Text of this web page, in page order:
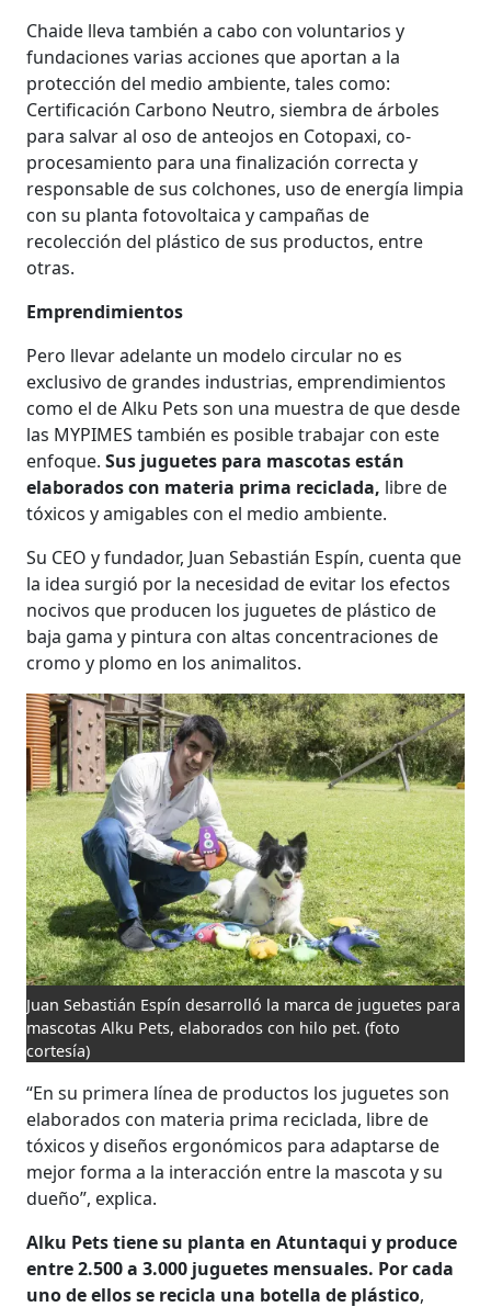
Chaide lleva también a cabo con voluntarios y
fundaciones varias acciones que aportan a la
protección del medio ambiente, tales como:
Certificación Carbono Neutro, siembra de árboles
para salvar al oso de anteojos en Cotopaxi, co-
procesamiento para una finalización correcta y
responsable de sus colchones, uso de energía limpia
con su planta fotovoltaica y campañas de
recolección del plástico de sus productos, entre
otras.
Emprendimientos
Pero llevar adelante un modelo circular no es
exclusivo de grandes industrias, emprendimientos
como el de Alku Pets son una muestra de que desde
las MYPIMES también es posible trabajar con este
enfoque.Sus juguetes para mascotas están
elaborados con materia prima reciclada, libre de
tóxicos y amigables con el medio ambiente.
Su CEO y fundador, Juan Sebastián Espín, cuenta que
la idea surgió por la necesidad de evitar los efectos
nocivos que producen los juguetes de plástico de
baja gama y pintura con altas concentraciones de
cromo y plomo en los animalitos.
Juan Sebastián Espín desarrolló la marca de juguetes para
mascotas Alku Pets, elaborados con hilo pet. (foto
cortesía)
“En su primera línea de productos los juguetes son
elaborados con materia prima reciclada, libre de
tóxicos y diseños ergonómicos para adaptarse de
mejor forma a la interacción entre la mascota y su
dueño”, explica.
Alku Pets tiene su planta en Atuntaqui y produce
entre 2.500 a 3.000 juguetes mensuales. Por cada
uno de ellos se recicla una botella de plástico,